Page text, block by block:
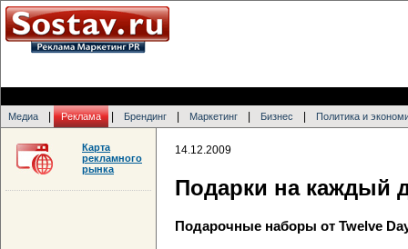
Медиа Реклама Брендинг Маркетинг Бизнес Политика и
14.12.2009
Подарки на каждый
Подарочные наборы от Twelve
Карта
рекламного
рынка